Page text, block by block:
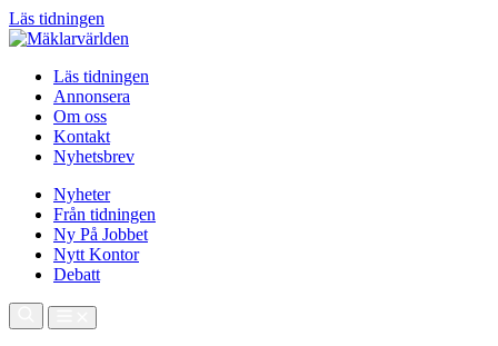
Läs tidningen
Läs tidningen
Annonsera
Om oss
Kontakt
Nyhetsbrev
Nyheter
Från tidningen
Ny På Jobbet
Nytt Kontor
Debatt